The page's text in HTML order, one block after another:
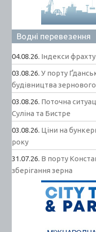
Водні перевезення
04.08.26. Індекси
03.08.26. У порту
будівництва
03.08.26. Поточна
Суліна та Бистре
03.08.26. Ціни на
року
31.07.26. В порту
зберігання зерна